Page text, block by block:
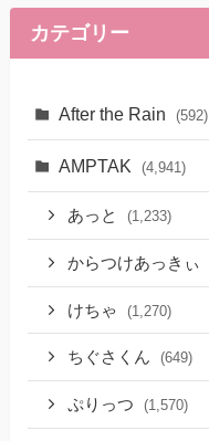
カテゴリー
After the Rain (592)
AMPTAK (4,941)
あっと (1,233)
からつけあっきぃ
けちゃ (1,270)
ちぐさくん (649)
ぷりっつ (1,570)